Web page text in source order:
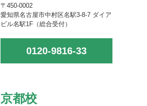
〒450-0002
愛知県名古屋市中村区名駅3-8-7 ダイア
ビル名駅1F（総合受付）
0120-9816-33
京都校